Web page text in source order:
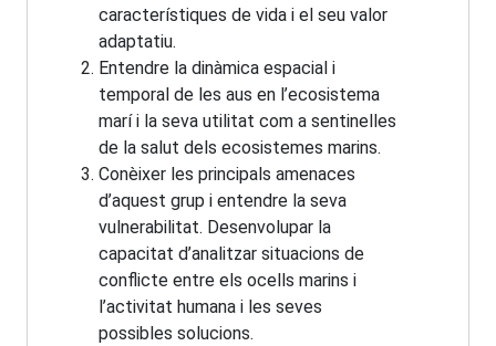
característiques de vida i el seu valor
adaptatiu.
Entendre la dinàmica espacial i
temporal de les aus en l’ecosistema
marí i la seva utilitat com a sentinelles
de la salut dels ecosistemes marins.
Conèixer les principals amenaces
d’aquest grup i entendre la seva
vulnerabilitat. Desenvolupar la
capacitat d’analitzar situacions de
conflicte entre els ocells marins i
l’activitat humana i les seves
possibles solucions.